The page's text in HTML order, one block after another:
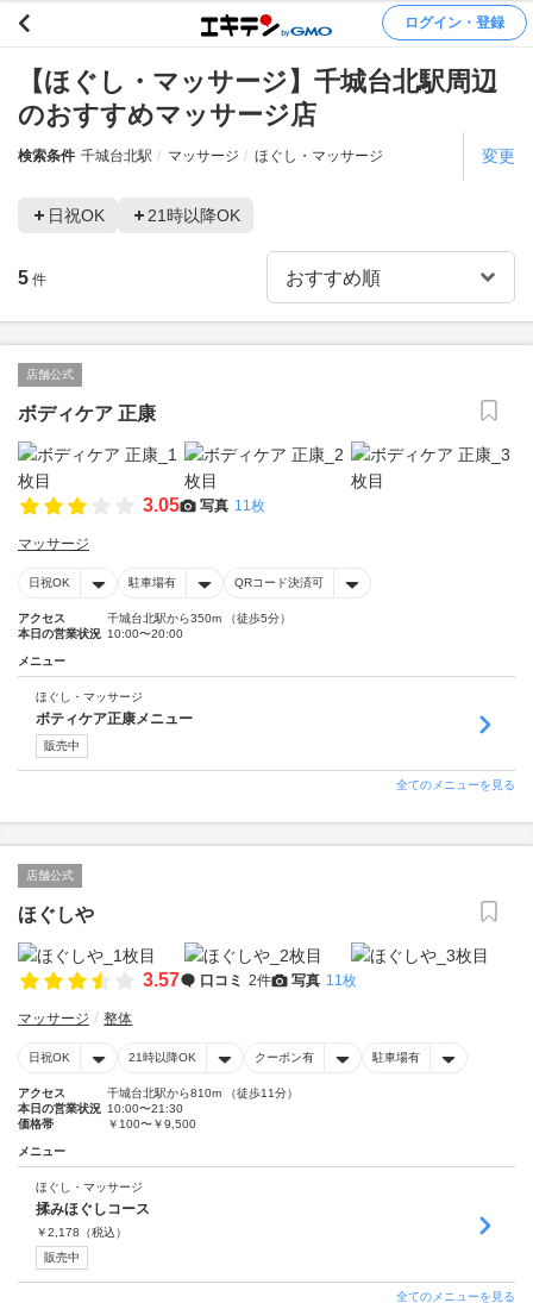
ログイン・登録
【ほぐし・マッサージ】千城台北駅周辺
のおすすめマッサージ店
検索条件 千城台北駅 マッサージ ほぐし・マッサージ 変更
日祝OK 21時以降OK
5 件
店舗公式
ボディケア 正康
3.05 写真 11枚
マッサージ
日祝OK 駐車場有 QRコード決済可
アクセス
千城台北駅から350m （徒歩5分）
本日の営業状況 10:00〜20:00
メニュー
ほぐし・マッサージ
ボティケア正康メニュー
販売中
全てのメニューを見る
店舗公式
ほぐしや
3.57 口コミ 2件 写真 11枚
マッサージ 整体
日祝OK 21時以降OK クーポン有 駐車場有
アクセス
千城台北駅から810m （徒歩11分）
本日の営業状況 10:00〜21:30
価格帯
￥100〜￥9,500
メニュー
ほぐし・マッサージ
揉みほぐしコース
￥2,178 （税込）
販売中
全てのメニューを見る